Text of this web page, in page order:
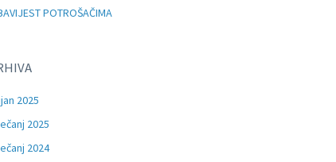
POTROŠAČIMA
2025
2025
2024